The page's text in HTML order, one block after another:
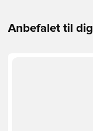
Anbefalet til dig